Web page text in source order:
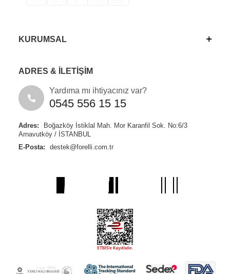
KURUMSAL
ADRES & İLETİŞİM
Yardıma mı ihtiyacınız var?
0545 556 15 15
Adres:
Boğazköy İstiklal Mah. Mor Karanfil Sok. No:6/3
Arnavutköy / İSTANBUL
E-Posta:
destek@forelli.com.tr